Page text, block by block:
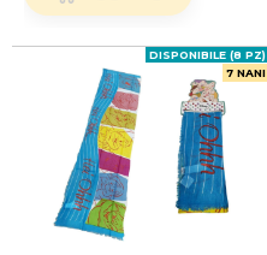
7 NANI
DISPONIBILE (8 PZ)